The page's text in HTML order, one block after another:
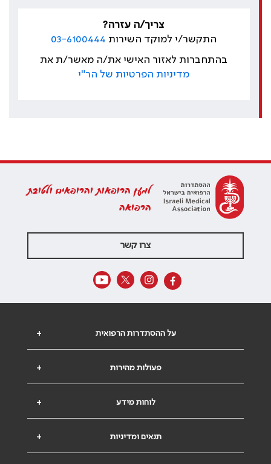
צריך/ה עזרה?
התקשר/י למוקד השירות 03-6100444
בהתחברות לאזור האישי את/ה מאשר/ת את
מדיניות הפרטיות של הר"י
למען הרופאות והרופאים ולטובת
הרפואה
צרו קשר
+ על ההסתדרות הרפואית
+ פעולות מהירות
+ לוחות מידע
+ תנאים ומדיניות